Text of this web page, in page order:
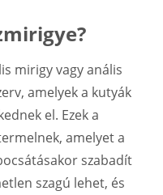
mirigy vagy anális
amelyek a kutyák
el. Ezek a
amelyet a
szabadít
szagú lehet, és